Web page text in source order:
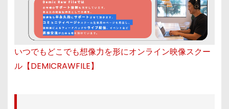
いつでもどこでも想像力を形にオンライン映像スクー
ル【DEMICRAWFILE】